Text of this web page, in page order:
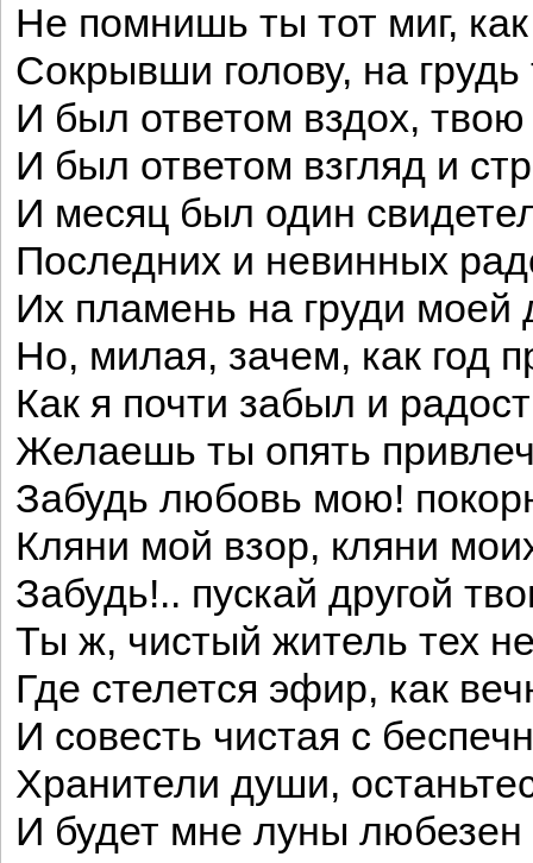
Не помнишь ты тот миг,
Сокрывши голову, на
И был ответом вздох,
И был ответом взгляд и
И месяц был один
Последних и невинных
Их пламень на груди моей
Но, милая, зачем, как год
Как я почти забыл и
Желаешь ты опять
Забудь любовь мою!
Кляни мой взор, кляни
Забудь!.. пускай другой
Ты ж, чистый житель тех
Где стелется эфир, как
И совесть чистая с
Хранители души,
И будет мне луны любезен